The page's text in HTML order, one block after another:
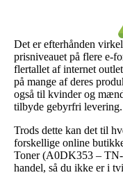
Det er efterhånden
prisniveauet på flere e-
flertallet af internet
på mange af deres
også til kvinder og
tilbyde gebyrfri levering.
Trods dette kan det til
forskellige online
Toner (A0DK353 –
handel, så du ikke er i